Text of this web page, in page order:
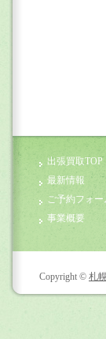
出張買取TOP
最新情報
ご予約フォー
事業概要
Copyright © 札